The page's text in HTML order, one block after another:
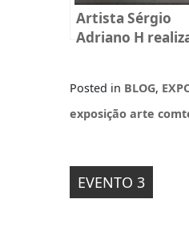
Artista Sérgio
Adriano H
Cultural Badesc
Posted in BLOG,
exposição arte
Navegação
de
EVENTO 3